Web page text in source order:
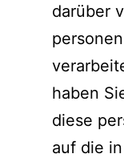
darüber
haben
diese
auf die